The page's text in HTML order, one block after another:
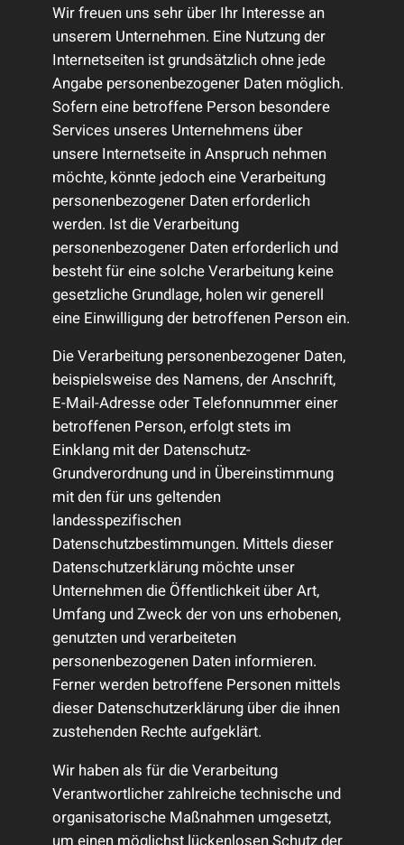
Wir freuen uns sehr über Ihr Interesse an
unserem Unternehmen. Eine Nutzung der
Internetseiten ist grundsätzlich ohne jede
Angabe personenbezogener Daten möglich.
Sofern eine betroffene Person besondere
Services unseres Unternehmens über
unsere Internetseite in Anspruch nehmen
möchte, könnte jedoch eine Verarbeitung
personenbezogener Daten erforderlich
werden. Ist die Verarbeitung
personenbezogener Daten erforderlich und
besteht für eine solche Verarbeitung keine
gesetzliche Grundlage, holen wir generell
eine Einwilligung der betroffenen Person ein.
Die Verarbeitung personenbezogener Daten,
beispielsweise des Namens, der Anschrift,
E-Mail-Adresse oder Telefonnummer einer
betroffenen Person, erfolgt stets im
Einklang mit der Datenschutz-
Grundverordnung und in Übereinstimmung
mit den für uns geltenden
landesspezifischen
Datenschutzbestimmungen. Mittels dieser
Datenschutzerklärung möchte unser
Unternehmen die Öffentlichkeit über Art,
Umfang und Zweck der von uns erhobenen,
genutzten und verarbeiteten
personenbezogenen Daten informieren.
Ferner werden betroffene Personen mittels
dieser Datenschutzerklärung über die ihnen
zustehenden Rechte aufgeklärt.
Wir haben als für die Verarbeitung
Verantwortlicher zahlreiche technische und
organisatorische Maßnahmen umgesetzt,